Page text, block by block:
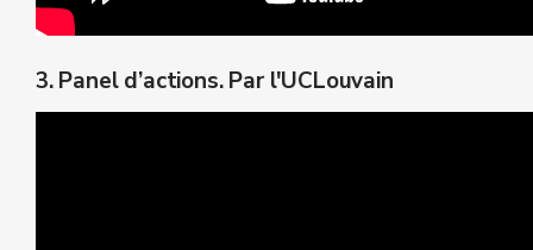
3. Panel d’actions. Par l'UCLouvain